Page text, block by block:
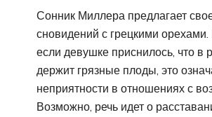
Сонник Миллера предлагает
сновидений с грецкими
если девушке приснилось, что в
держит грязные плоды, это
неприятности в отношениях с
Возможно, речь идет о